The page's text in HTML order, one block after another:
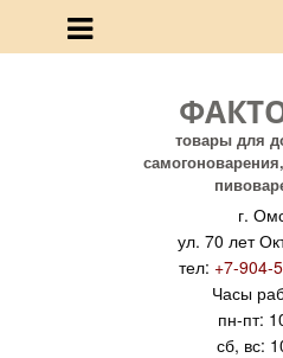
товары для
г.
ул. 70 лет
тел: +7-904-
Часы
пн-пт:
сб, вс: